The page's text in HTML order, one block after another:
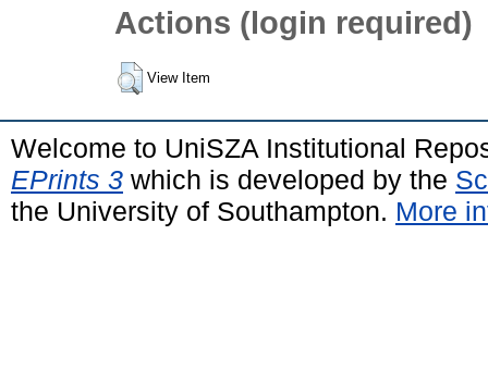
Actions (login required)
View Item
Welcome to UniSZA Institutional
EPrints 3 which is developed by the
the University of Southampton. More